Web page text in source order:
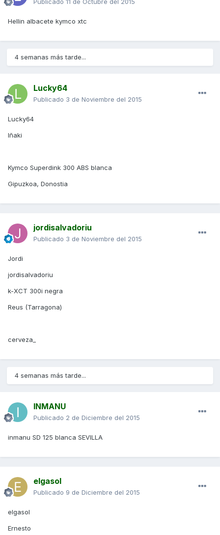
Publicado 11 de Octubre del 2015
Hellin albacete kymco xtc
4 semanas más tarde...
Lucky64
Publicado 3 de Noviembre del 2015
Lucky64
Iñaki
Kymco Superdink 300 ABS blanca
Gipuzkoa, Donostia
jordisalvadoriu
Publicado 3 de Noviembre del 2015
Jordi
jordisalvadoriu
k-XCT 300i negra
Reus (Tarragona)
cerveza_
4 semanas más tarde...
INMANU
Publicado 2 de Diciembre del 2015
inmanu SD 125 blanca SEVILLA
elgasol
Publicado 9 de Diciembre del 2015
elgasol
Ernesto